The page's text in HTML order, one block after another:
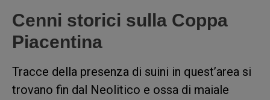
Cenni storici sulla Coppa
Piacentina
Tracce della presenza di suini in quest’area si
trovano fin dal Neolitico e ossa di maiale